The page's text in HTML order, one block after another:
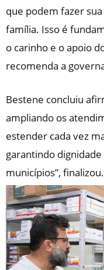
que podem fazer
família. Isso é
o carinho e o apoio
recomenda a
Bestene concluiu
ampliando os
estender cada vez
garantindo
municípios”, finalizou.